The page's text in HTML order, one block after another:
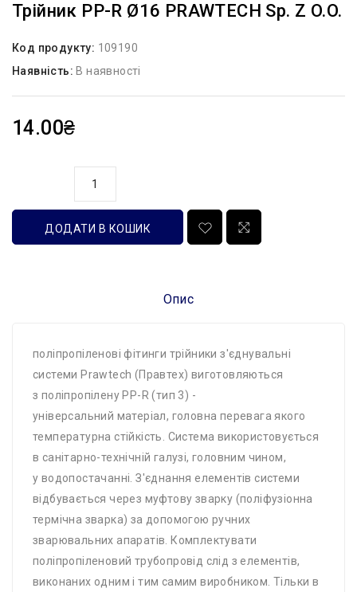
Трійник PP-R Ø16 PRAWTECH Sp. Z O.o.
Код продукту: 109190
Наявність: В наявності
14.00₴
ДОДАТИ В КОШИК
Опис
поліпропіленові фітинги трійники з'єднувальні
системи Prawtech (Правтех) виготовляються
з поліпропілену PP-R (тип 3) -
універсальний матеріал, головна перевага якого
температурна стійкість. Система використовується
в санітарно-технічній галузі, головним чином,
у водопостачанні. З'єднання елементів системи
відбувається через муфтову зварку (поліфузіонна
термічна зварка) за допомогою ручних
зварювальних апаратів. Комплектувати
поліпропіленовий трубопровід слід з елементів,
виконаних одним і тим самим виробником. Тільки в